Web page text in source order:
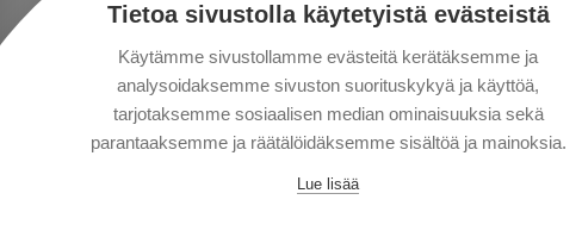
Tietoa sivustolla käytetyistä evästeistä
Käytämme sivustollamme evästeitä kerätäksemme ja
analysoidaksemme sivuston suorituskykyä ja käyttöä,
tarjotaksemme sosiaalisen median ominaisuuksia sekä
parantaaksemme ja räätälöidäksemme sisältöä ja mainoksia.
Lue lisää